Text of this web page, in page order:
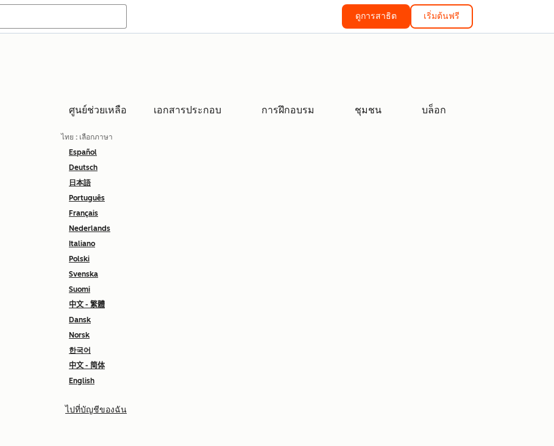
ดูการสาธิต เริ่มต้นฟรี
ศูนย์ช่วยเหลือ เอกสารประกอบ การฝึกอบรม ชุมชน บล็อก
ไทย : เลือกภาษา
Español
Deutsch
日本語
Português
Français
Nederlands
Italiano
Polski
Svenska
Suomi
中文 - 繁體
Dansk
Norsk
한국어
中文 - 简体
English
ไปที่บัญชีของฉัน